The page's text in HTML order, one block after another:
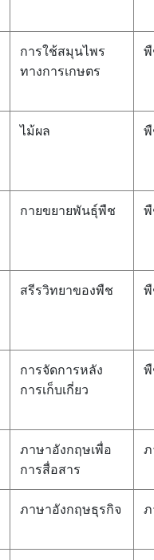
การใช้สมุนไพร
ทางการเกษตร
ไม้ผล
กายขยายพันธุ์พืช
สรีรวิทยาของพืช
การจัดการหลัง
การเก็บเกี่ยว
ภาษาอังกฤษเพื่อ
การสื่อสาร
ภาษาอังกฤษธุรกิจ